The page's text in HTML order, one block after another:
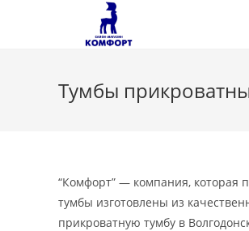
Тумбы
“Комфорт” — компания, которая
тумбы изготовлены из
прикроватную тумбу в